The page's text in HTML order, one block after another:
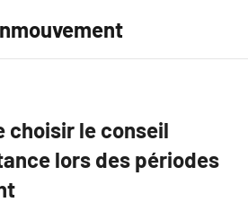
choisir le conseil
lors des périodes